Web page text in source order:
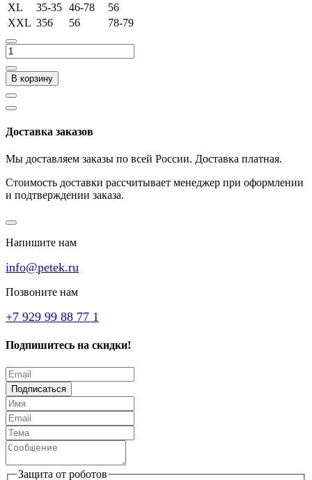
XL
35-35 46-78
56
XXL 356 56 78-79
В корзину
Доставка заказов
Мы доставляем заказы по всей России. Доставка платная.
Стоимость доставки рассчитывает менеджер при оформлении
и подтверждении заказа.
Напишите нам
info@petek.ru
Позвоните нам
+7 929 99 88 77 1
Подпишитесь на скидки!
Подписаться
Защита от роботов